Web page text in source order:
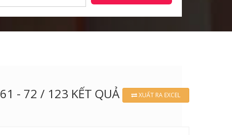
61 - 72 / 123 KẾT QUẢ XUẤT RA EXCEL